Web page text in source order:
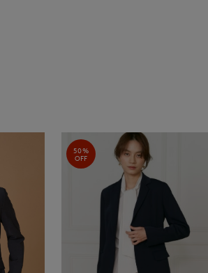
50%
OFF